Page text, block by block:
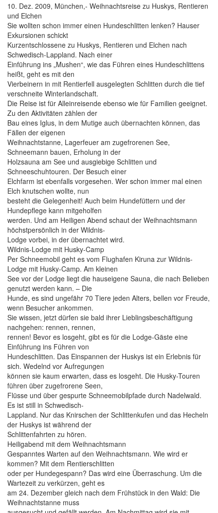
10. Dez. 2009, München,- Weihnachtsreise zu Huskys, Rentieren
und Elchen
Sie wollten schon immer einen Hundeschlitten lenken? Hauser
Exkursionen schickt
Kurzentschlossene zu Huskys, Rentieren und Elchen nach
Schwedisch-Lappland. Nach einer
Einführung ins „Mushen“, wie das Führen eines Hundeschlittens
heißt, geht es mit den
Vierbeinern in mit Rentierfell ausgelegten Schlitten durch die tief
verschneite Winterlandschaft.
Die Reise ist für Alleinreisende ebenso wie für Familien geeignet.
Zu den Aktivitäten zählen der
Bau eines Iglus, in dem Mutige auch übernachten können, das
Fällen der eigenen
Weihnachtstanne, Lagerfeuer am zugefrorenen See,
Schneemann bauen, Erholung in der
Holzsauna am See und ausgiebige Schlitten und
Schneeschuhtouren. Der Besuch einer
Elchfarm ist ebenfalls vorgesehen. Wer schon immer mal einen
Elch knutschen wollte, nun
besteht die Gelegenheit! Auch beim Hundefüttern und der
Hundepflege kann mitgeholfen
werden. Und am Heiligen Abend schaut der Weihnachtsmann
höchstpersönlich in der Wildnis-
Lodge vorbei, in der übernachtet wird.
Wildnis-Lodge mit Husky-Camp
Per Schneemobil geht es vom Flughafen Kiruna zur Wildnis-
Lodge mit Husky-Camp. Am kleinen
See vor der Lodge liegt die hauseigene Sauna, die nach Belieben
genutzt werden kann. – Die
Hunde, es sind ungefähr 70 Tiere jeden Alters, bellen vor Freude,
wenn Besucher ankommen.
Sie wissen, jetzt dürfen sie bald ihrer Lieblingsbeschäftigung
nachgehen: rennen, rennen,
rennen! Bevor es losgeht, gibt es für die Lodge-Gäste eine
Einführung ins Führen von
Hundeschlitten. Das Einspannen der Huskys ist ein Erlebnis für
sich. Wedelnd vor Aufregungen
können sie kaum erwarten, dass es losgeht. Die Husky-Touren
führen über zugefrorene Seen,
Flüsse und über gespurte Schneemobilpfade durch Nadelwald.
Es ist still in Schwedisch-
Lappland. Nur das Knirschen der Schlittenkufen und das Hecheln
der Huskys ist während der
Schlittenfahrten zu hören.
Heiligabend mit dem Weihnachtsmann
Gespanntes Warten auf den Weihnachtsmann. Wie wird er
kommen? Mit dem Rentierschlitten
oder per Hundegespann? Das wird eine Überraschung. Um die
Wartezeit zu verkürzen, geht es
am 24. Dezember gleich nach dem Frühstück in den Wald: Die
Weihnachtstanne muss